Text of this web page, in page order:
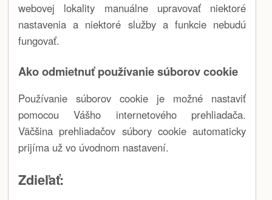
webovej lokality manuálne upravovať niektoré
nastavenia a niektoré služby a funkcie nebudú
fungovať.
Ako odmietnuť používanie súborov cookie
Používanie súborov cookie je možné nastaviť
pomocou Vášho internetového prehliadača.
Väčšina prehliadačov súbory cookie automaticky
prijíma už vo úvodnom nastavení.
Zdieľať: